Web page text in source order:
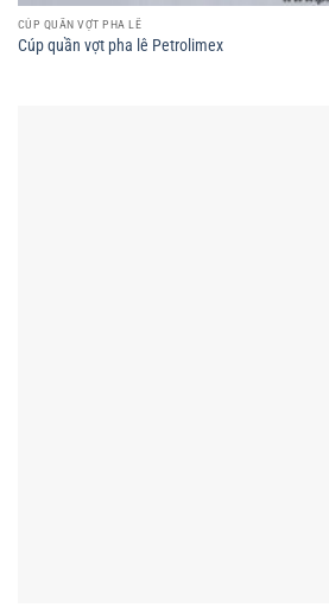
CÚP QUẦN VỢT PHA LÊ
Cúp quần vợt pha lê Petrolimex